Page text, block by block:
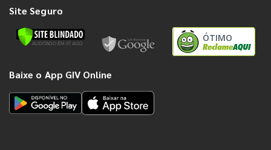
Site Seguro
ÓTIMO
Baixe o App GIV Online